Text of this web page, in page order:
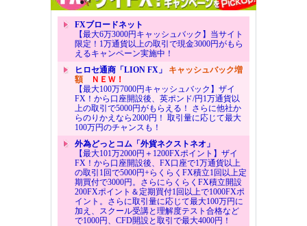
FXブロードネット
【最大6万3000円キャッシュバック】当サイト
限定！1万通貨以上の取引で現金3000円がもら
えるキャンペーン実施中！
ヒロセ通商「LION FX」 キャッシュバック増
額ＮＥＷ！
【最大100万7000円キャッシュバック】ザイ
FX！から口座開設後、英ポンド/円1万通貨以
上の取引で5000円がもらえる！ さらに他社か
らのりかえなら2000円！ 取引量に応じて最大
100万円のチャンスも！
外為どっとコム「外貨ネクストネオ」
【最大101万2000円＋1200FXポイント】ザイ
FX！から口座開設後、FX口座で1万通貨以上
の取引1回で5000円+らくらくFX積立1回以上定
期買付で3000円。さらにらくらくFX積立開設
200FXポイント＆定期買付1回以上で1000FXポ
イント。さらに取引量に応じて最大100万円に
加え、スクール受講と理解度テスト合格など
で1000円、CFD開設と取引で最大4000円！